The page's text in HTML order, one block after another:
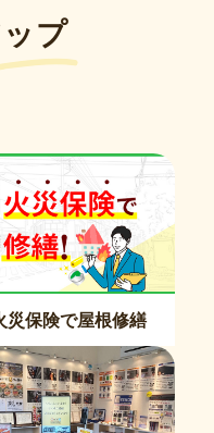
プ
災保険で屋根修繕